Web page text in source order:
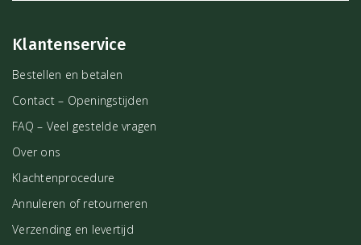
Klantenservice
Bestellen en betalen
Contact – Openingstijden
FAQ – Veel gestelde vragen
Over ons
Klachtenprocedure
Annuleren of retourneren
Verzending en levertijd